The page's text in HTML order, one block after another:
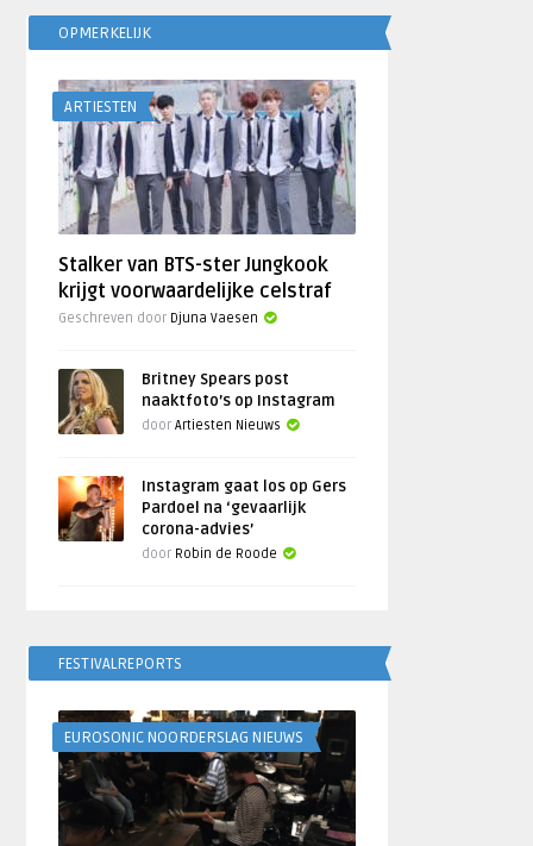
OPMERKELIJK
ARTIESTEN
Stalker van BTS-ster Jungkook
krijgt voorwaardelijke celstraf
Geschreven door Djuna Vaesen
Britney Spears post
naaktfoto’s op Instagram
doorArtiesten Nieuws
Instagram gaat los op Gers
Pardoel na ‘gevaarlijk
corona-advies’
door Robin de Roode
FESTIVALREPORTS
EUROSONIC NOORDERSLAG NIEUWS